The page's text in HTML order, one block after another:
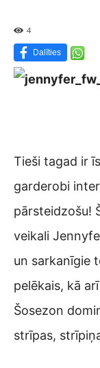
4
Dalīties
Tieši tagad ir
garderobi
pārsteidzošu!
veikali
un sarkanīgie
pelēkais, kā
Šosezon
strīpas,